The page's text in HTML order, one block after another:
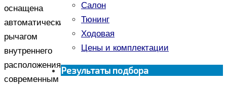
оснащена
автоматическим
рычагом
внутреннего
расположения,
современным
Салон
Тюнинг
Ходовая
Цены и комплектации
Результаты подбора